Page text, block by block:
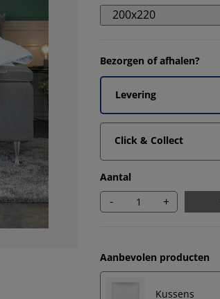
200x220
Bezorgen of afhalen?
Levering
Click & Collect
Aantal
- +
Aanbevolen producten
Kussens
4.180064308681672%
0.857449088960343%
2.0364415862808145%